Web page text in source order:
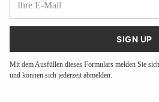
SIGN UP
Mit dem Ausfüllen dieses Formulars melden Sie
und können sich jederzeit abmelden.